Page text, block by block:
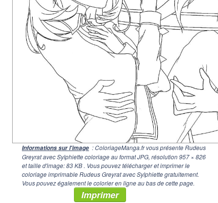
Informations sur l'image : ColoriageManga.fr vous présente Rudeus
Greyrat avec Sylphiette coloriage au format JPG, résolution957 × 826
et taille d'image: 83 KB . Vous pouvez télécharger et imprimer le
coloriage imprimable Rudeus Greyrat avec Sylphiette gratuitement.
Vous pouvez également le colorier en ligne au bas de cette page.
Imprimer